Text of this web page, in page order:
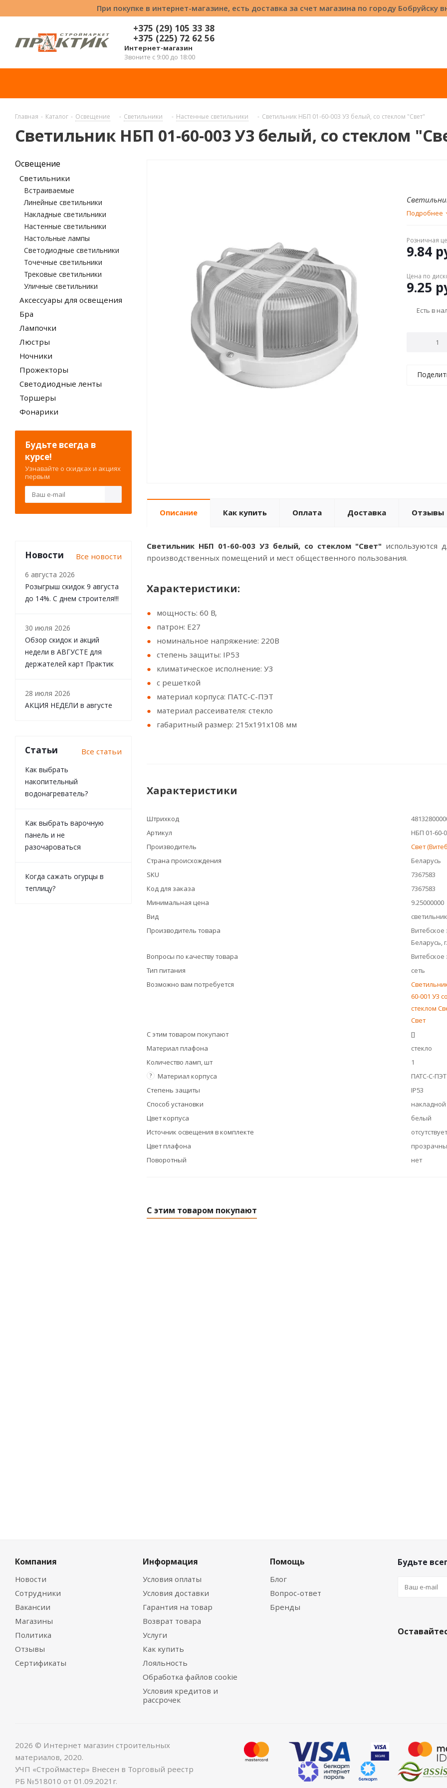
При покупке в интернет-магазине, есть доставка за счет магазина по городу Бобруйску
+375 (29) 105 33 38
+375 (225) 72 62 56
Интернет-магазин
Звоните с 9:00 до 18:00
Главная - Каталог - Освещение - Светильники - Настенные светильники - Светильник НБП 01-60-003 У3 белый, со стеклом "Свет"
Светильник НБП 01-60-003 У3 белый, со стеклом
Подробнее
Розничная
9.84
Цена по
9.25
Есть в
Описание Как купить Оплата Доставка Отзывы
Светильник НБП 01-60-003 У3 белый, со стеклом "Свет" используются
производственных помещений и мест общественного пользования.
Характеристики:
мощность: 60 В,
патрон: Е27
номинальное напряжение: 220В
cтепень защиты: IP53
климатическое исполнение: У3
с решеткой
материал корпуса: ПАТС-С-ПЭТ
материал рассеивателя: стекло
габаритный размер: 215х191х108 мм
Характеристики
Штрихкод
Артикул
НБП 01-60-
Производитель
Свет
Страна происхождения
Беларусь
SKU
7367583
Код для заказа
7367583
Минимальная цена
9.25000000
Вид
Производитель товара
Беларусь,
Вопросы по качеству товара
Тип питания
сеть
Возможно вам потребуется
60-001 У3
стеклом
Свет
С этим товаром покупают
[]
Материал плафона
стекло
Количество ламп, шт
1
? Материал корпуса
ПАТС-С-ПЭТ
Степень защиты
IP53
Способ установки
накладной
Цвет корпуса
белый
Источник освещения в комплекте
отсутствует
Цвет плафона
Поворотный
нет
С этим товаром покупают
Освещение
Светильники
Встраиваемые
Линейные светильники
Накладные светильники
Настенные светильники
Настольные лампы
Светодиодные светильники
Точечные светильники
Трековые светильники
Уличные светильники
Аксессуары для освещения
Бра
Лампочки
Люстры
Ночники
Прожекторы
Светодиодные ленты
Торшеры
Фонарики
Будьте всегда в
курсе!
Узнавайте о скидках и акциях
первым
Новости Все новости
6 августа 2026
Розыгрыш скидок 9 августа
до 14%. С днем строителя!!!
30 июля 2026
Обзор скидок и акций
недели в АВГУСТЕ для
держателей карт Практик
28 июля 2026
АКЦИЯ НЕДЕЛИ в августе
Статьи Все статьи
Как выбрать
накопительный
водонагреватель?
Как выбрать варочную
панель и не
разочароваться
Когда сажать огурцы в
теплицу?
Компания
Новости
Сотрудники
Вакансии
Магазины
Политика
Отзывы
Сертификаты
Информация
Условия оплаты
Условия доставки
Гарантия на товар
Возврат товара
Услуги
Как купить
Лояльность
Обработка файлов cookie
Условия кредитов и
рассрочек
Помощь
Блог
Вопрос-ответ
Бренды
Будьте
2026 © Интернет магазин строительных
материалов, 2020.
УЧП «Строймастер» Внесен в Торговый реестр
РБ №518010 от 01.09.2021г.